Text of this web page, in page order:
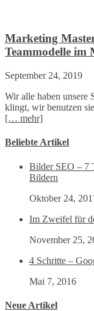
Marketing
Teammodelle
September 24, 2019
Wir alle haben unsere
klingt, wir benutzen
[… mehr]
Beliebte Artikel
Bilder SEO – 7
Bildern
Oktober 24,
Im Zweifel für
November 25,
4 Schritte –
Mai 7, 2016
Neue Artikel